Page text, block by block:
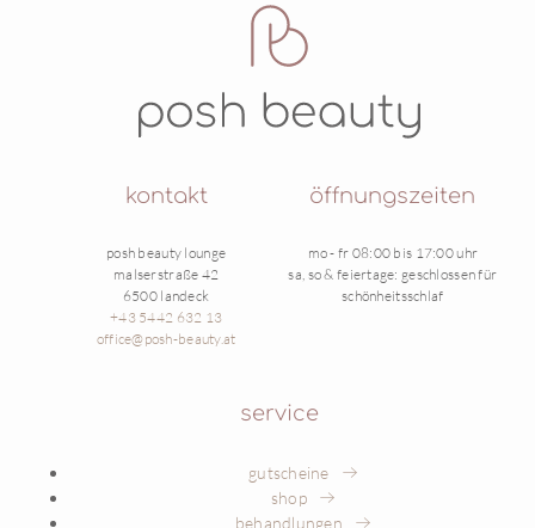
kontakt
posh beauty lounge
malserstraße 42
6500 landeck
+43 5442 632 13
office@posh-beauty.at
öffnungszeiten
mo - fr 08:00 bis 17:00 uhr
sa, so & feiertage: geschlossen für
schönheitsschlaf
service
gutscheine
shop
behandlungen